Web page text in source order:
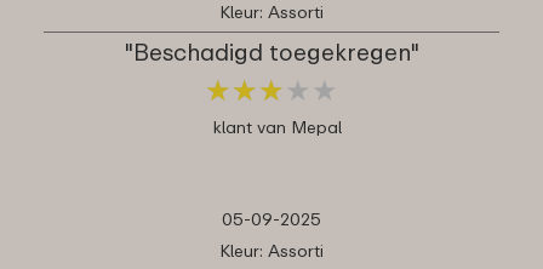
Kleur: Assorti
"Beschadigd toegekregen"
★★★ ★ ★
★★★ ★ ★
klant van Mepal
05-09-2025
Kleur: Assorti